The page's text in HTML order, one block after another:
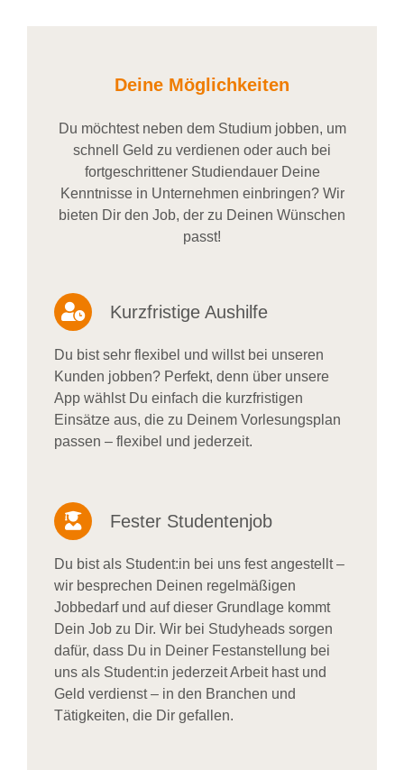
Deine Möglichkeiten
Du möchtest neben dem Studium jobben, um
schnell Geld zu verdienen oder auch bei
fortgeschrittener Studiendauer Deine
Kenntnisse in Unternehmen einbringen? Wir
bieten Dir den Job, der zu Deinen Wünschen
passt!
Kurzfristige Aushilfe
Du bist sehr flexibel und willst bei unseren
Kunden jobben? Perfekt, denn über unsere
App wählst Du einfach die kurzfristigen
Einsätze aus, die zu Deinem Vorlesungsplan
passen – flexibel und jederzeit.
Fester Studentenjob
Du bist als Student:in bei uns fest angestellt –
wir besprechen Deinen regelmäßigen
Jobbedarf und auf dieser Grundlage kommt
Dein Job zu Dir. Wir bei Studyheads sorgen
dafür, dass Du in Deiner Festanstellung bei
uns als Student:in jederzeit Arbeit hast und
Geld verdienst – in den Branchen und
Tätigkeiten, die Dir gefallen.